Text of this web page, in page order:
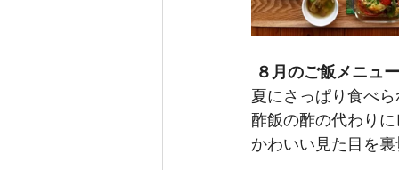
８月のご飯メニュ
夏にさっぱり食べ
酢飯の酢の代わり
かわいい見た目を